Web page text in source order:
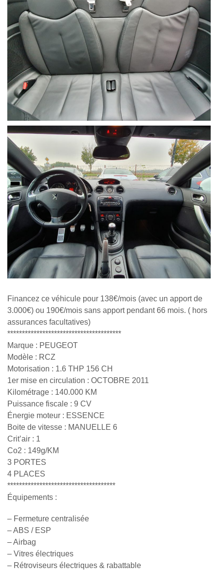
Financez ce véhicule pour 138€/mois (avec un apport de
3.000€) ou 190€/mois sans apport pendant 66 mois. ( hors
assurances facultatives)
***************************************
Marque : PEUGEOT
Modèle : RCZ
Motorisation : 1.6 THP 156 CH
1er mise en circulation : OCTOBRE 2011
Kilométrage : 140.000 KM
Puissance fiscale : 9 CV
Énergie moteur : ESSENCE
Boite de vitesse : MANUELLE 6
Crit’air : 1
Co2 : 149g/KM
3 PORTES
4 PLACES
*************************************
Équipements :
– Fermeture centralisée
– ABS / ESP
– Airbag
– Vitres électriques
– Rétroviseurs électriques & rabattable